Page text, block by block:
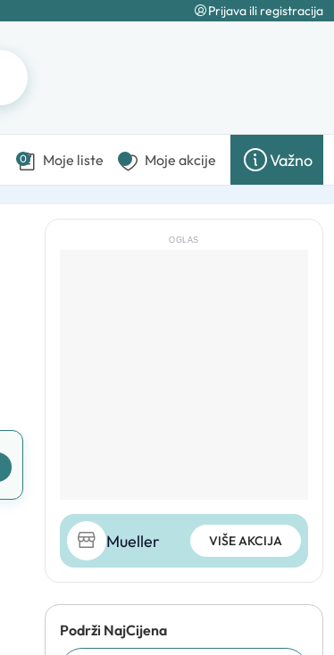
Prijava ili registracija
0 Moje liste Moje akcije Važno
OGLAS
Mueller VIŠE AKCIJA
Podrži NajCijena